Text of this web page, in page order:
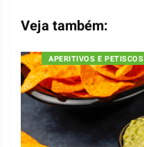
Veja também:
APERITIVOS E PETISCOS